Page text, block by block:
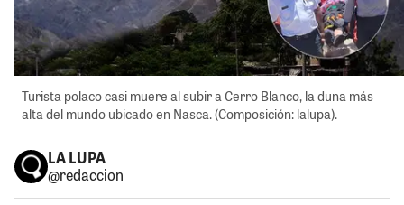
Turista polaco casi muere al subir a Cerro Blanco, la duna más
alta del mundo ubicado en Nasca. (Composición: lalupa).
LA LUPA
@redaccion